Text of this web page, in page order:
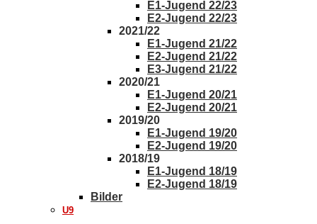
E1-Jugend 22/23
E2-Jugend 22/23
2021/22
E1-Jugend 21/22
E2-Jugend 21/22
E3-Jugend 21/22
2020/21
E1-Jugend 20/21
E2-Jugend 20/21
2019/20
E1-Jugend 19/20
E2-Jugend 19/20
2018/19
E1-Jugend 18/19
E2-Jugend 18/19
Bilder
U9